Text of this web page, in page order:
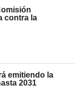
contra la
emitiendo la
2031